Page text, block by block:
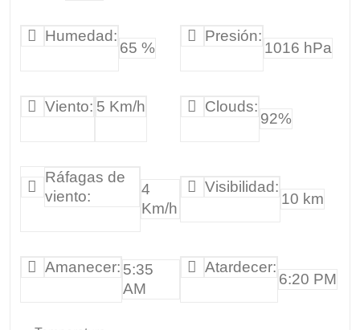
Humedad:
65 %
Presión:
1016 hPa
Viento: 5 Km/h Clouds:
92%
Ráfagas de
viento:
4
Km/h
Visibilidad:
10 km
Amanecer: 5:35
AM
Atardecer:
6:20 PM